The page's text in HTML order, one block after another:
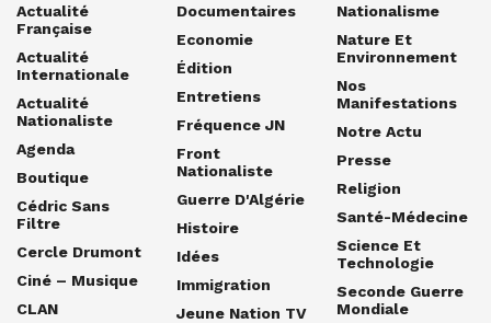
Actualité
Française
Actualité
Internationale
Actualité
Nationaliste
Agenda
Boutique
Cédric Sans
Filtre
Cercle Drumont
Ciné – Musique
CLAN
Documentaires
Economie
Édition
Entretiens
Fréquence JN
Front
Nationaliste
Guerre D'Algérie
Histoire
Idées
Immigration
Jeune Nation TV
Nationalisme
Nature Et
Environnement
Nos
Manifestations
Notre Actu
Presse
Religion
Santé-Médecine
Science Et
Technologie
Seconde Guerre
Mondiale